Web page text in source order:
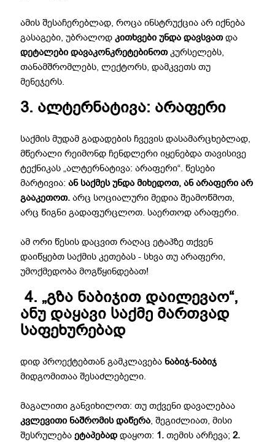
ამის შესაჩერებლად, როცა ინსტრუქცია არ იქნება
გასაგები, უბრალოდ კითხვები უნდა დავსვათდა
დეტალები დავაკონკრეტებინოთკურსელებს,
თანამშრომლებს, ლექტორს, დამკვეთს თუ
მენეჯერს.
3. ალტერნატივა: არაფერი
საქმის მუდამ გადადების ჩვევის დასამარცხებლად,
მწერალი რეიმონდ ჩენდლერი იყენებდა თავისივე
ტექნიკას „ალტერნატივა: არაფერი“. წესები
მარტივია: ან საქმეს უნდა მიხედოთ, ან არაფერი არ
გააკეთოთ. არც სოციალური მედია შეამოწმოთ,
არც წიგნი გადაფურცლოთ. საერთოდ არაფერი.
ამ ორი წესის დაცვით რაღაც ეტაპზე თქვენ
დაიწყებთ საქმის კეთებას - სხვა თუ არაფერი,
უმოქმედობა მოგწყინდებათ!
4. „გზა ნაბიჯით დაილევაო“,
ანუ დაყავი საქმე მართვად
საფეხურებად
დიდ პროექტებთან გამკლავება ნაბიჯ-ნაბიჯ
მიდგომითაა შესაძლებელი.
მაგალითი განვიხილოთ: თუ თქვენი დავალებაა
კვლევითი ნაშრომის დაწერა, შეგიძლიათ, მისი
შესრულება ეტაპებად დაყოთ: 1. თემის არჩევა; 2.